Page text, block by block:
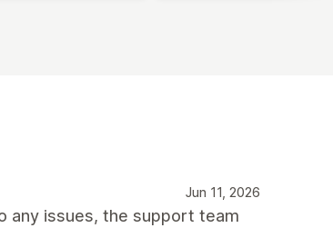
Jun 11, 2026
any issues, the support team